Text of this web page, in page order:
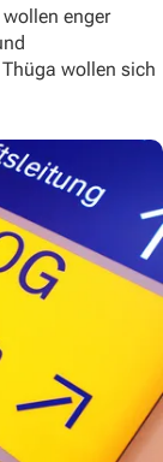
enger
wollen sich